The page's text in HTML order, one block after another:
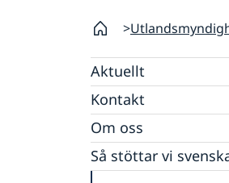
Aktuellt
Nyheter
Kontakt
Svenska föreningar
Om oss
Ambassadens
Så stöttar vi